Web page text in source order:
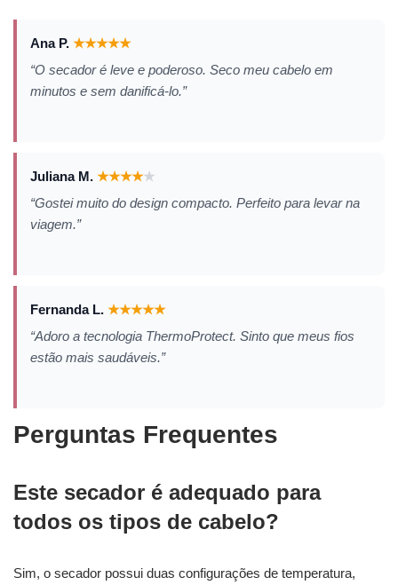
Ana P. ★★★★★
“O secador é leve e poderoso. Seco meu cabelo em
minutos e sem danificá-lo.”
Juliana M. ★★★★★
“Gostei muito do design compacto. Perfeito para levar na
viagem.”
Fernanda L. ★★★★★
“Adoro a tecnologia ThermoProtect. Sinto que meus fios
estão mais saudáveis.”
Perguntas Frequentes
Este secador é adequado para
todos os tipos de cabelo?
Sim, o secador possui duas configurações de temperatura,